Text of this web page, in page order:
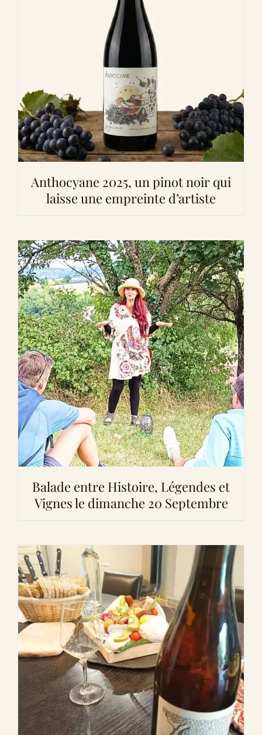
Anthocyane 2025, un pinot noir qui
laisse une empreinte d’artiste
Balade entre Histoire, Légendes et
Vignes le dimanche 20 Septembre